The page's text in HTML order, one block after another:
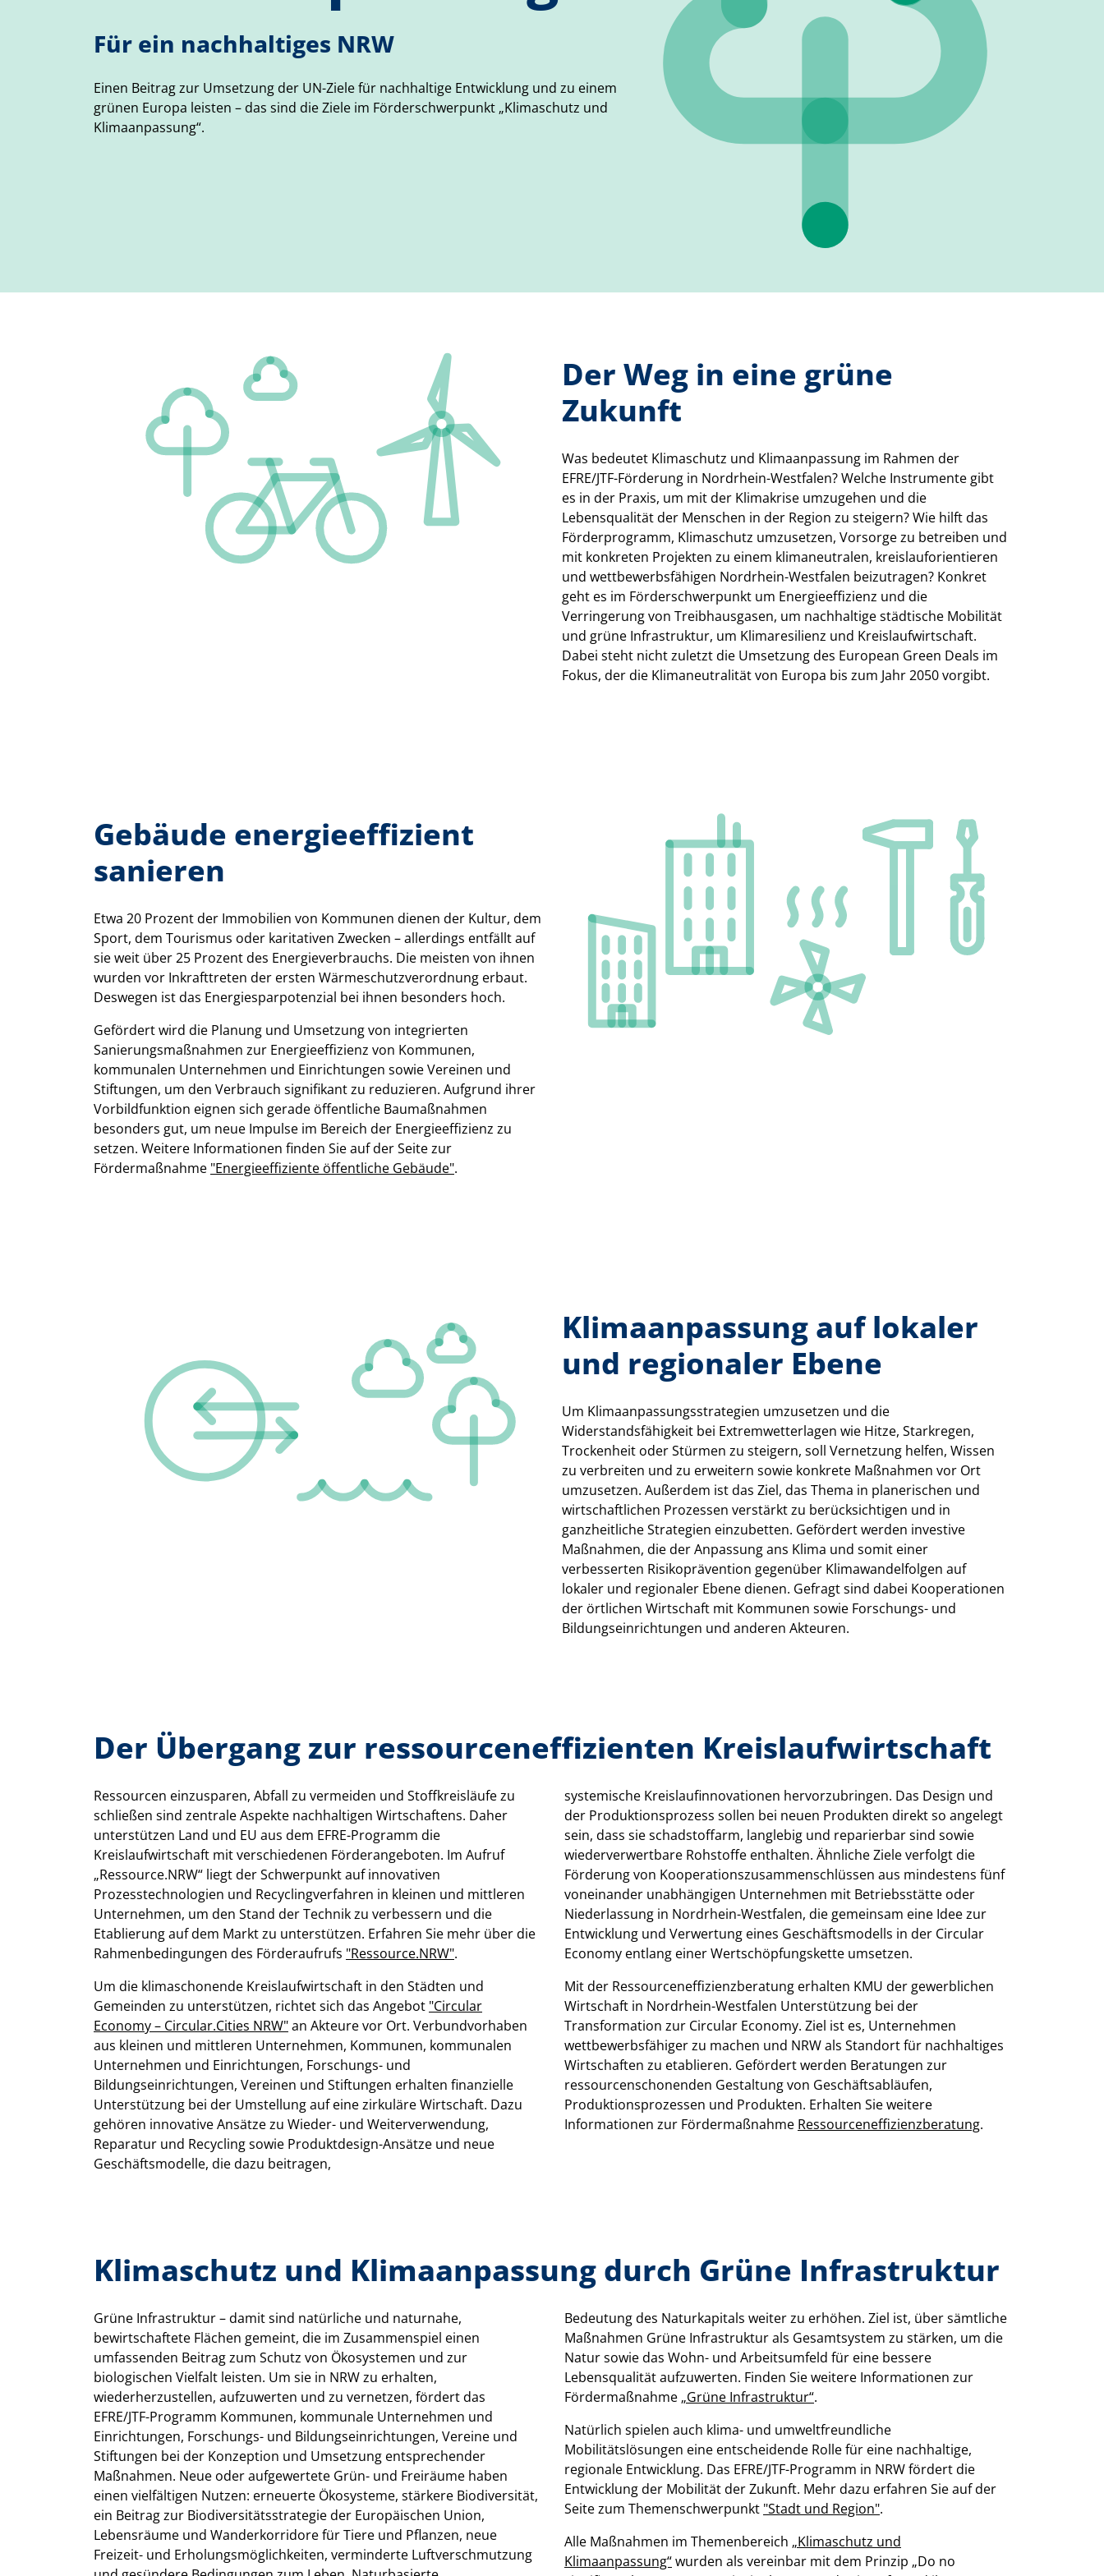
Für ein nachhaltiges NRW
Einen Beitrag zur Umsetzung der UN-Ziele für nachhaltige Entwicklung und zu einem
grünen Europa leisten – das sind die Ziele im Förderschwerpunkt „Klimaschutz und
Klimaanpassung“.
Der Weg in eine grüne
Zukunft
Was bedeutet Klimaschutz und Klimaanpassung im Rahmen der
EFRE/JTF-Förderung in Nordrhein-Westfalen? Welche Instrumente gibt
es in der Praxis, um mit der Klimakrise umzugehen und die
Lebensqualität der Menschen in der Region zu steigern? Wie hilft das
Förderprogramm, Klimaschutz umzusetzen, Vorsorge zu betreiben und
mit konkreten Projekten zu einem klimaneutralen, kreislauforientieren
und wettbewerbsfähigen Nordrhein-Westfalen beizutragen? Konkret
geht es im Förderschwerpunkt um Energieeffizienz und die
Verringerung von Treibhausgasen, um nachhaltige städtische Mobilität
und grüne Infrastruktur, um Klimaresilienz und Kreislaufwirtschaft.
Dabei steht nicht zuletzt die Umsetzung des European Green Deals im
Fokus, der die Klimaneutralität von Europa bis zum Jahr 2050 vorgibt.
Gebäude energieeffizient
sanieren
Etwa 20 Prozent der Immobilien von Kommunen dienen der Kultur, dem
Sport, dem Tourismus oder karitativen Zwecken – allerdings entfällt auf
sie weit über 25 Prozent des Energieverbrauchs. Die meisten von ihnen
wurden vor Inkrafttreten der ersten Wärmeschutzverordnung erbaut.
Deswegen ist das Energiesparpotenzial bei ihnen besonders hoch.
Gefördert wird die Planung und Umsetzung von integrierten
Sanierungsmaßnahmen zur Energieeffizienz von Kommunen,
kommunalen Unternehmen und Einrichtungen sowie Vereinen und
Stiftungen, um den Verbrauch signifikant zu reduzieren. Aufgrund ihrer
Vorbildfunktion eignen sich gerade öffentliche Baumaßnahmen
besonders gut, um neue Impulse im Bereich der Energieeffizienz zu
setzen. Weitere Informationen finden Sie auf der Seite zur
Fördermaßnahme "Energieeffiziente öffentliche Gebäude".
Klimaanpassung auf lokaler
und regionaler Ebene
Um Klimaanpassungsstrategien umzusetzen und die
Widerstandsfähigkeit bei Extremwetterlagen wie Hitze, Starkregen,
Trockenheit oder Stürmen zu steigern, soll Vernetzung helfen, Wissen
zu verbreiten und zu erweitern sowie konkrete Maßnahmen vor Ort
umzusetzen. Außerdem ist das Ziel, das Thema in planerischen und
wirtschaftlichen Prozessen verstärkt zu berücksichtigen und in
ganzheitliche Strategien einzubetten. Gefördert werden investive
Maßnahmen, die der Anpassung ans Klima und somit einer
verbesserten Risikoprävention gegenüber Klimawandelfolgen auf
lokaler und regionaler Ebene dienen. Gefragt sind dabei Kooperationen
der örtlichen Wirtschaft mit Kommunen sowie Forschungs- und
Bildungseinrichtungen und anderen Akteuren.
Der Übergang zur ressourceneffizienten Kreislaufwirtschaft
Ressourcen einzusparen, Abfall zu vermeiden und Stoffkreisläufe zu
schließen sind zentrale Aspekte nachhaltigen Wirtschaftens. Daher
unterstützen Land und EU aus dem EFRE-Programm die
Kreislaufwirtschaft mit verschiedenen Förderangeboten. Im Aufruf
„Ressource.NRW“ liegt der Schwerpunkt auf innovativen
Prozesstechnologien und Recyclingverfahren in kleinen und mittleren
Unternehmen, um den Stand der Technik zu verbessern und die
Etablierung auf dem Markt zu unterstützen. Erfahren Sie mehr über die
Rahmenbedingungen des Förderaufrufs "Ressource.NRW".
Um die klimaschonende Kreislaufwirtschaft in den Städten und
Gemeinden zu unterstützen, richtet sich das Angebot "Circular
Economy – Circular.Cities NRW"an Akteure vor Ort. Verbundvorhaben
aus kleinen und mittleren Unternehmen, Kommunen, kommunalen
Unternehmen und Einrichtungen, Forschungs- und
Bildungseinrichtungen, Vereinen und Stiftungen erhalten finanzielle
Unterstützung bei der Umstellung auf eine zirkuläre Wirtschaft. Dazu
gehören innovative Ansätze zu Wieder- und Weiterverwendung,
Reparatur und Recycling sowie Produktdesign-Ansätze und neue
Geschäftsmodelle, die dazu beitragen,
systemische Kreislaufinnovationen hervorzubringen. Das Design und
der Produktionsprozess sollen bei neuen Produkten direkt so angelegt
sein, dass sie schadstoffarm, langlebig und reparierbar sind sowie
wiederverwertbare Rohstoffe enthalten. Ähnliche Ziele verfolgt die
Förderung von Kooperationszusammenschlüssen aus mindestens fünf
voneinander unabhängigen Unternehmen mit Betriebsstätte oder
Niederlassung in Nordrhein-Westfalen, die gemeinsam eine Idee zur
Entwicklung und Verwertung eines Geschäftsmodells in der Circular
Economy entlang einer Wertschöpfungskette umsetzen.
Mit der Ressourceneffizienzberatung erhalten KMU der gewerblichen
Wirtschaft in Nordrhein-Westfalen Unterstützung bei der
Transformation zur Circular Economy. Ziel ist es, Unternehmen
wettbewerbsfähiger zu machen und NRW als Standort für nachhaltiges
Wirtschaften zu etablieren. Gefördert werden Beratungen zur
ressourcenschonenden Gestaltung von Geschäftsabläufen,
Produktionsprozessen und Produkten. Erhalten Sie weitere
Informationen zur Fördermaßnahme Ressourceneffizienzberatung.
Klimaschutz und Klimaanpassung durch Grüne Infrastruktur
Grüne Infrastruktur – damit sind natürliche und naturnahe,
bewirtschaftete Flächen gemeint, die im Zusammenspiel einen
umfassenden Beitrag zum Schutz von Ökosystemen und zur
biologischen Vielfalt leisten. Um sie in NRW zu erhalten,
wiederherzustellen, aufzuwerten und zu vernetzen, fördert das
EFRE/JTF-Programm Kommunen, kommunale Unternehmen und
Einrichtungen, Forschungs- und Bildungseinrichtungen, Vereine und
Stiftungen bei der Konzeption und Umsetzung entsprechender
Maßnahmen. Neue oder aufgewertete Grün- und Freiräume haben
einen vielfältigen Nutzen: erneuerte Ökosysteme, stärkere Biodiversität,
ein Beitrag zur Biodiversitätsstrategie der Europäischen Union,
Lebensräume und Wanderkorridore für Tiere und Pflanzen, neue
Freizeit- und Erholungsmöglichkeiten, verminderte Luftverschmutzung
Bedeutung des Naturkapitals weiter zu erhöhen. Ziel ist, über sämtliche
Maßnahmen Grüne Infrastruktur als Gesamtsystem zu stärken, um die
Natur sowie das Wohn- und Arbeitsumfeld für eine bessere
Lebensqualität aufzuwerten. Finden Sie weitere Informationen zur
Fördermaßnahme „Grüne Infrastruktur“.
Natürlich spielen auch klima- und umweltfreundliche
Mobilitätslösungen eine entscheidende Rolle für eine nachhaltige,
regionale Entwicklung. Das EFRE/JTF-Programm in NRW fördert die
Entwicklung der Mobilität der Zukunft. Mehr dazu erfahren Sie auf der
Seite zum Themenschwerpunkt "Stadt und Region".
Alle Maßnahmen im Themenbereich „Klimaschutz und
Klimaanpassung“wurden als vereinbar mit dem Prinzip „Do no